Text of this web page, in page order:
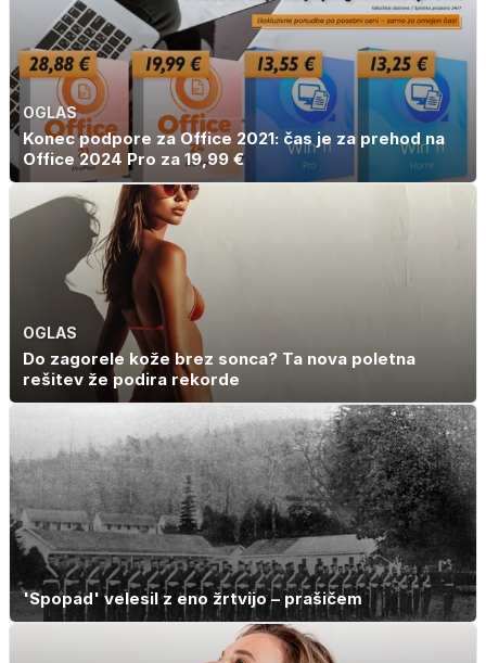
OGLAS
Konec podpore za Office 2021: čas je za prehod na
Office 2024 Pro za 19,99 €
OGLAS
Do zagorele kože brez sonca? Ta nova poletna
rešitev že podira rekorde
'Spopad' velesil z eno žrtvijo – prašičem